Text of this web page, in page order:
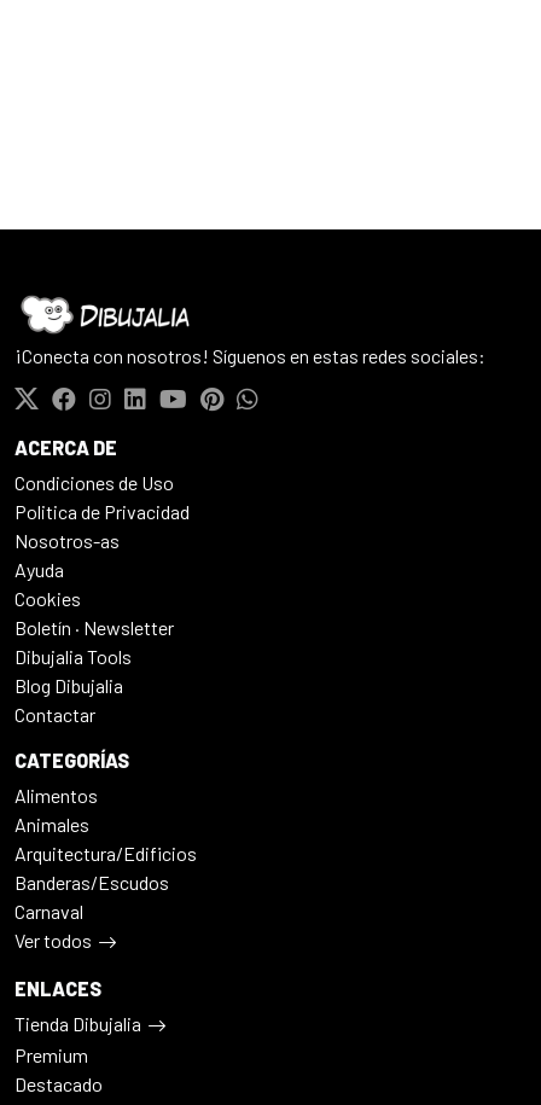
¡Conecta con nosotros! Síguenos en estas redes sociales:
ACERCA DE
Condiciones de Uso
Politica de Privacidad
Nosotros-as
Ayuda
Cookies
Boletín · Newsletter
Dibujalia Tools
Blog Dibujalia
Contactar
CATEGORÍAS
Alimentos
Animales
Arquitectura/Edificios
Banderas/Escudos
Carnaval
Ver todos
ENLACES
Tienda Dibujalia
Premium
Destacado